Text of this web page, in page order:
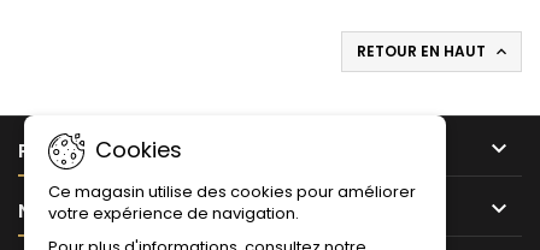
RETOUR EN HAUT 
PRODUITS 
NOTRE SOCIÉTÉ 
Cookies
Ce magasin utilise des cookies pour améliorer
votre expérience de navigation.